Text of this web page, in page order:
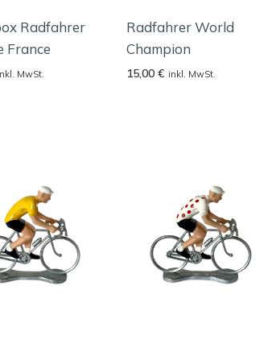
Radfahrer
France
MwSt.
Radfahrer World
Champion
15,00€ inkl. MwSt.